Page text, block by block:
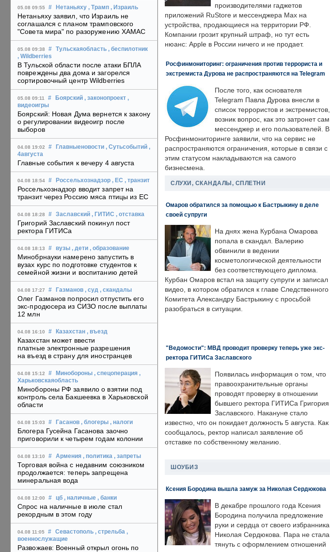
05.08 09:55 # Нетаньяху , Трамп , Израиль
Нетаньяху заявил, что Израиль не
соглашался с планом трамповского
"Совета мира" по разоружению ХАМАС
05.08 09:38 # Тульскаяобласть , беспилотник
, Wildberries
В Тульской области после атаки БПЛА
повреждены два дома и загорелся
сортировочный центр Wildberries
05.08 09:11 # Боярский , законопроект ,
видеоигры
Боярский: Новая Дума вернется к закону
о регулировании видеоигр после
выборов
04.08 19:02 # Главныеновости , Сутьсобытий ,
4августа
Главные события к вечеру 4 августа
04.08 18:54 # Россельхознадзор , ЕС , транзит
Россельхознадзор вводит запрет на
транзит через Россию мяса птицы из ЕС
04.08 18:28 # Заславский , ГИТИС , отставка
Григорий Заславский покинул пост
ректора ГИТИСа
04.08 18:13 # вузы , дети , образование
Минобрнауки намерено запустить в
вузах курс по подготовке студентов к
семейной жизни и воспитанию детей
04.08 17:27 # Газманов , суд , скандалы
Олег Газманов попросил отпустить его
экс-продюсера из СИЗО после выплаты
12 млн
04.08 16:10 # Казахстан , въезд
Казахстан может ввести
платные электронные разрешения
на въезд в страну для иностранцев
04.08 15:12 # Минобороны , спецоперация ,
Харьковскаяобласть
Минобороны РФ заявило о взятии под
контроль села Бакшеевка в Харьковской
области
04.08 15:03 # Гасанов , блогеры , налоги
Блогера Гусейна Гасанова заочно
приговорили к четырем годам колонии
04.08 13:10 # Армения , политика , запреты
Торговая война с недавним союзником
продолжается: теперь запрещена
минеральная вода
04.08 12:00 # цб , наличные , банки
Спрос на наличные в июле стал
рекордным в этом году
04.08 11:05 # Севастополь , стрельба ,
военнослужащие
Развожаев: Военный открыл огонь по
производителями гаджетов
приложений RuStore и мессенджера Max на
устройства, продающиеся на территории РФ.
Компании грозит крупный штраф, но тут есть
нюанс: Apple в России ничего и не продает.
Росфинмониторинг: ограничения против террориста и
экстремиста Дурова не распространяются на Telegram
После того, как основателя
Telegram Павла Дурова внесли в
список террористов и экстремистов,
возник вопрос, как это затронет сам
мессенджер и его пользователей. В
Росфинмониторинге заявили, что на сервис не
распространяются ограничения, которые в связи с
этим статусом накладываются на самого
бизнесмена.
СЛУХИ, СКАНДАЛЫ, СПЛЕТНИ
Омаров обратился за помощью к Бастрыкину в деле
своей супруги
На днях жена Курбана Омарова
попала в скандал. Валерию
обвинили в ведении
косметологической деятельности
без соответствующего диплома.
Курбан Омаров встал на защиту супруги и записал
видео, в котором обратился к главе Следственного
Комитета Александру Бастрыкину с просьбой
разобраться в ситуации.
"Ведомости": МВД проводит проверку теперь уже экс-
ректора ГИТИСа Заславского
Появилась информация о том, что
правоохранительные органы
проводят проверку в отношении
бывшего ректора ГИТИСа Григория
Заславского. Накануне стало
известно, что он покидает должность 5 августа. Как
сообщалось, ректор написал заявление об
отставке по собственному желанию.
ШОУБИЗ
Ксения Бородина вышла замуж за Николая Сердюкова
В декабре прошлого года Ксения
Бородина получила предложение
руки и сердца от своего избранника
Николая Сердюкова. Пара не стала
тянуть с оформлением отношений